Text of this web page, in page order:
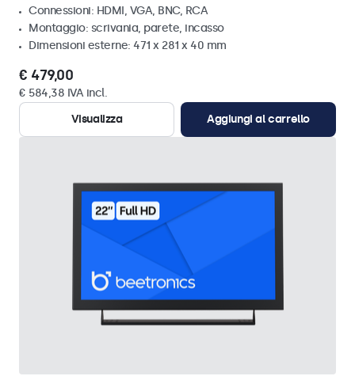
Connessioni: HDMI, VGA, BNC, RCA
Montaggio: scrivania, parete, incasso
Dimensioni esterne: 471 x 281 x 40 mm
€ 479,00
€ 584,38 IVA incl.
Visualizza
Aggiungi al carrello